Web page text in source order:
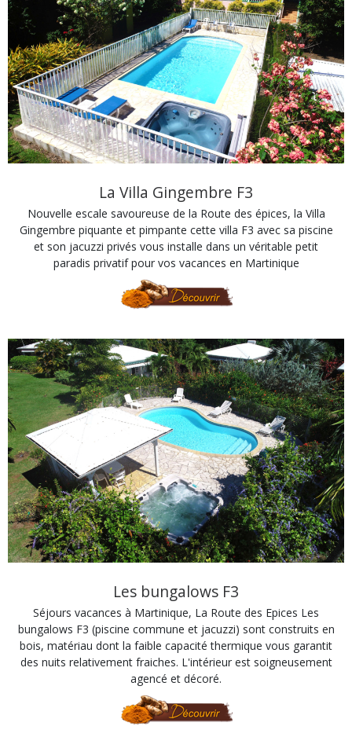
La Villa Gingembre F3
Nouvelle escale savoureuse de la Route des épices, la Villa
Gingembre piquante et pimpante cette villa F3 avec sa piscine
et son jacuzzi privés vous installe dans un véritable petit
paradis privatif pour vos vacances en Martinique
Les bungalows F3
Séjours vacances à Martinique, La Route des Epices Les
bungalows F3 (piscine commune et jacuzzi) sont construits en
bois, matériau dont la faible capacité thermique vous garantit
des nuits relativement fraiches. L'intérieur est soigneusement
agencé et décoré.